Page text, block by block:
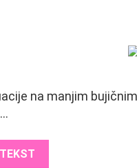
na manjim